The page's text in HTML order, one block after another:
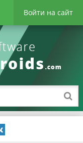
Войти на сайт